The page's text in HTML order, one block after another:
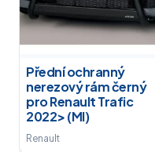
Přední ochranný
nerezový rám černý
pro Renault Trafic
2022> (MI)
Renault